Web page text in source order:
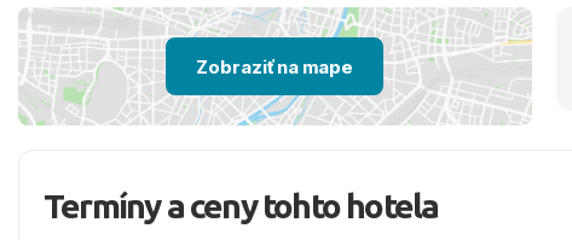
Zobraziť na mape
Termíny a ceny tohto hotela